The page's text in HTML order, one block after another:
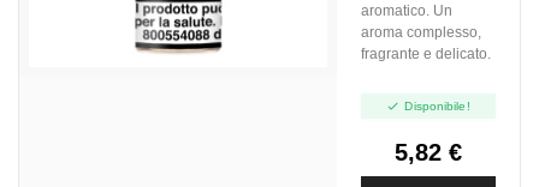
aromatico. Un
aroma complesso,
fragrante e delicato.
 Disponibile!
5,82 €